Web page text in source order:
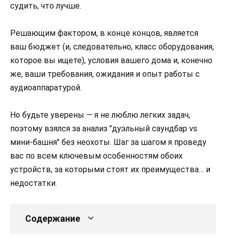
судить, что лучше.
Решающим фактором, в конце концов, является
ваш бюджет (и, следовательно, класс оборудования,
которое вы ищете), условия вашего дома и, конечно
же, ваши требования, ожидания и опыт работы с
аудиоаппаратурой.
Но будьте уверены — я не люблю легких задач,
поэтому взялся за анализ "дуэльный саундбар vs
мини-башня" без неохоты. Шаг за шагом я проведу
вас по всем ключевым особенностям обоих
устройств, за которыми стоят их преимущества… и
недостатки.
Содержание